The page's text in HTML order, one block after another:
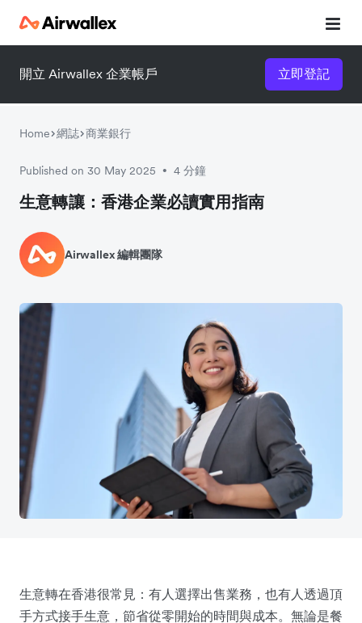
開立 Airwallex 企業帳戶 立即登記
Home 網誌 商業銀行
Published on 30 May 2025 • 4 分鐘
生意轉讓：香港企業必讀實用指南
Airwallex 編輯團隊
生意轉在香港很常見：有人選擇出售業務，也有人透過頂
手方式接手生意，節省從零開始的時間與成本。無論是餐